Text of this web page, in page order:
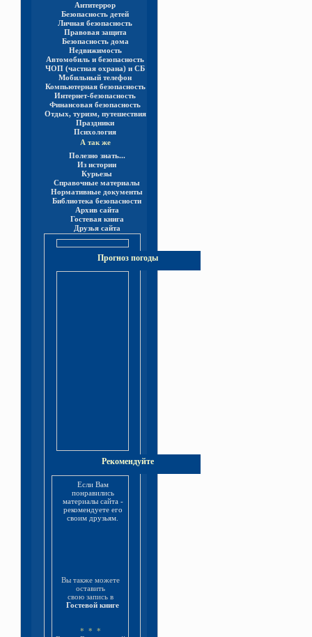
Антитеррор
Безопасность детей
Личная безопасность
Правовая защита
Безопасность дома
Недвижимость
Автомобиль и безопасность
ЧОП (частная охрана) и СБ
Мобильный телефон
Компьютерная безопасность
Интернет-безопасность
Финансовая безопасность
Отдых, туризм, путешествия
Праздники
Психология
А так же
Полезно знать...
Из истории
Курьезы
Справочные материалы
Нормативные документы
Библиотека безопасности
Архив сайта
Гостевая книга
Друзья сайта
Прогноз погоды
Рекомендуйте
Если Вам
понравились
материалы сайта -
рекомендуете его
своим друзьям.
Вы также можете
оставить
свою запись в
Гостевой книге
* * *